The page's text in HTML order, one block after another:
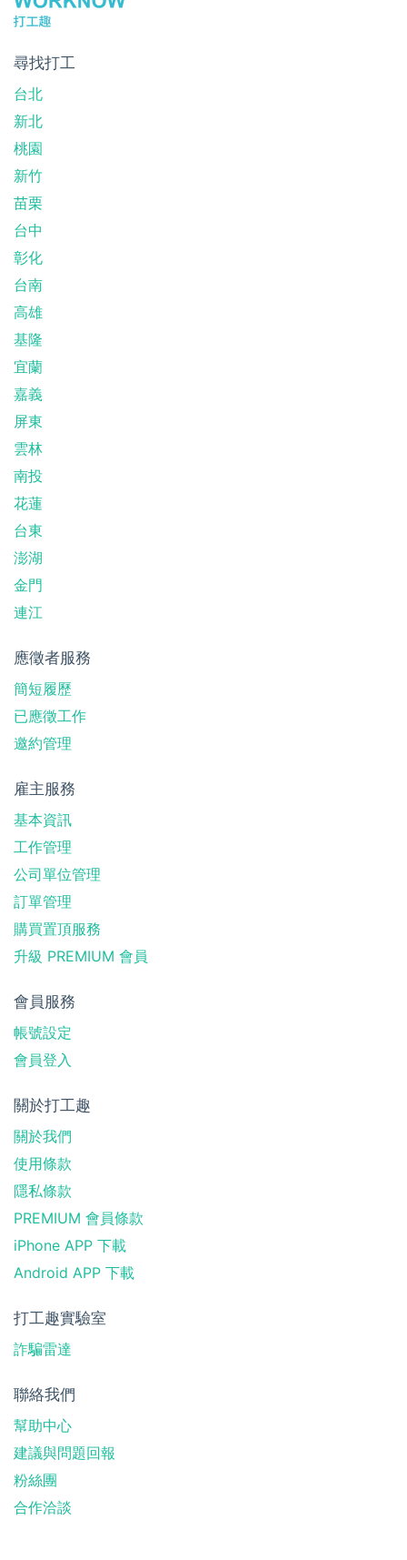
尋找打工
台北
新北
桃園
新竹
苗栗
台中
彰化
台南
高雄
基隆
宜蘭
嘉義
屏東
雲林
南投
花蓮
台東
澎湖
金門
連江
應徵者服務
簡短履歷
已應徵工作
邀約管理
雇主服務
基本資訊
工作管理
公司單位管理
訂單管理
購買置頂服務
升級 PREMIUM 會員
會員服務
帳號設定
會員登入
關於打工趣
關於我們
使用條款
隱私條款
PREMIUM 會員條款
iPhone APP 下載
Android APP 下載
打工趣實驗室
詐騙雷達
聯絡我們
幫助中心
建議與問題回報
粉絲團
合作洽談